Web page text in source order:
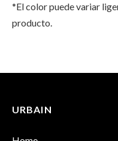
on Verde"on
*El color puede variar
producto.
Dimensiones
Solo los usuarios
URBAIN